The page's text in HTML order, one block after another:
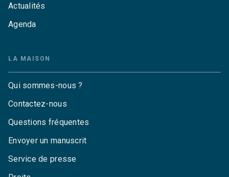
Actualités
Agenda
LA MAISON
Qui sommes-nous ?
Contactez-nous
Questions fréquentes
Envoyer un manuscrit
Service de presse